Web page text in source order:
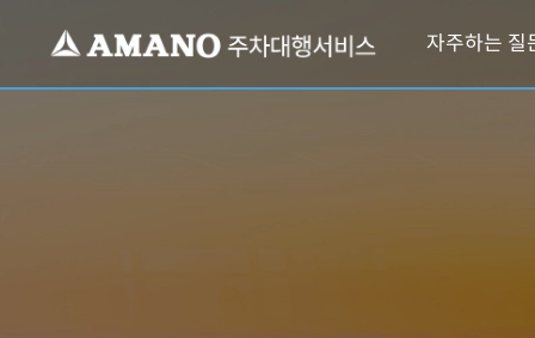
자주하는 질